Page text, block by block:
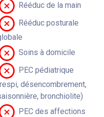
Rééduc de la main
Rééduc posturale
Soins à domicile
PEC pédiatrique
désencombrement,
bronchiolite)
PEC des affections